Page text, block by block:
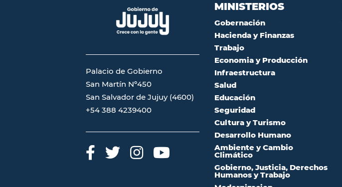
Palacio de Gobierno
San Martín Nº450
San Salvador de Jujuy (4600)
+54 388 4239400
MINISTERIOS
Gobernación
Hacienda y Finanzas
Trabajo
Economia y Producción
Infraestructura
Salud
Educación
Seguridad
Cultura y Turismo
Desarrollo Humano
Ambiente y Cambio
Climático
Gobierno, Justicia, Derechos
Humanos y Trabajo